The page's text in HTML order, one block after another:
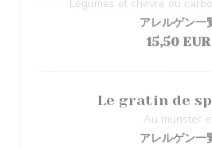
Légumes et chèvre ou
アレルゲン一
15,50 EUR
Le gratin de
Au munster
アレルゲン一